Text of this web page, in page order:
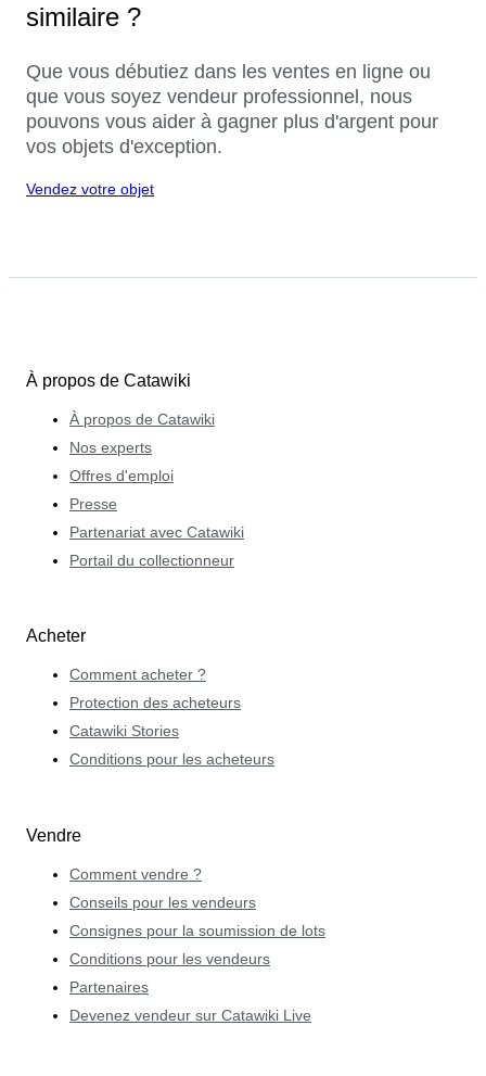
similaire ?
Que vous débutiez dans les ventes en ligne ou
que vous soyez vendeur professionnel, nous
pouvons vous aider à gagner plus d'argent pour
vos objets d'exception.
Vendez votre objet
À propos de Catawiki
À propos de Catawiki
Nos experts
Offres d'emploi
Presse
Partenariat avec Catawiki
Portail du collectionneur
Acheter
Comment acheter ?
Protection des acheteurs
Catawiki Stories
Conditions pour les acheteurs
Vendre
Comment vendre ?
Conseils pour les vendeurs
Consignes pour la soumission de lots
Conditions pour les vendeurs
Partenaires
Devenez vendeur sur Catawiki Live